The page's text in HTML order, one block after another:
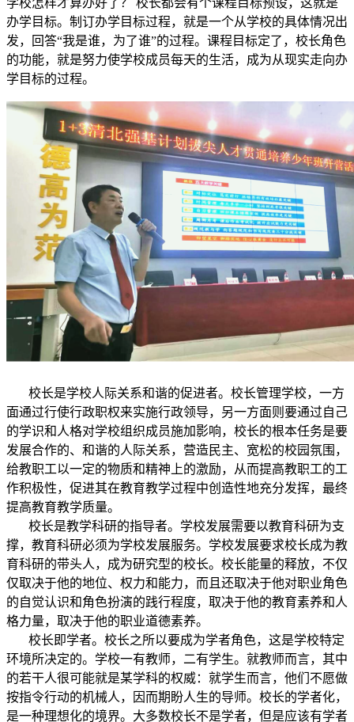
办学目标。制订办学目标过程，就是一个从学校的具体情况出
发，回答“我是谁，为了谁”的过程。课程目标定了，校长角色
的功能，就是努力使学校成员每天的生活，成为从现实走向办
学目标的过程。
校长是学校人际关系和谐的促进者。校长管理学校，一方
面通过行使行政职权来实施行政领导，另一方面则要通过自己
的学识和人格对学校组织成员施加影响，校长的根本任务是要
发展合作的、和谐的人际关系，营造民主、宽松的校园氛围，
给教职工以一定的物质和精神上的激励，从而提高教职工的工
作积极性，促进其在教育教学过程中创造性地充分发挥，最终
提高教育教学质量。
校长是教学科研的指导者。学校发展需要以教育科研为支
撑，教育科研必须为学校发展服务。学校发展要求校长成为教
育科研的带头人，成为研究型的校长。校长能量的释放，不仅
仅取决于他的地位、权力和能力，而且还取决于他对职业角色
的自觉认识和角色扮演的践行程度，取决于他的教育素养和人
格力量，取决于他的职业道德素养。
校长即学者。校长之所以要成为学者角色，这是学校特定
环境所决定的。学校一有教师，二有学生。就教师而言，其中
的若干人很可能就是某学科的权威：就学生而言，他们不愿做
按指令行动的机械人，因而期盼人生的导师。校长的学者化，
是一种理想化的境界。大多数校长不是学者，但是应该有学者